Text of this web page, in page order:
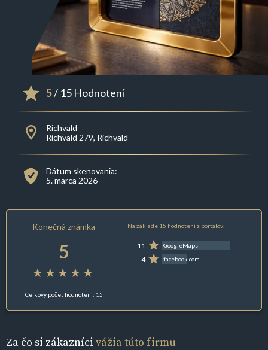
5/ 15 Hodnotení
Richvald
Richvald 279, Richvald
Dátum skenovania:
5. marca 2026
Konečná známka
5
Celkový počet hodnotení: 15
Na základe 15 hodnotení z portálov:
11 GoogleMaps
4 facebook.com
Za čo si zákazníci vážia túto firmu